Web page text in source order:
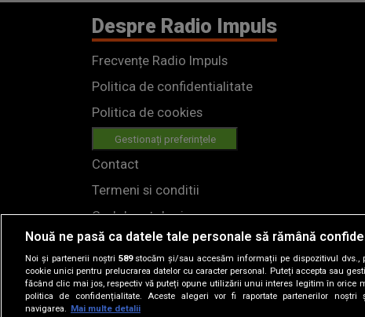
Despre Radio Impuls
Frecvențe Radio Impuls
Politica de confidentialitate
Politica de cookies
Gestionați preferințele
Contact
Termeni si conditii
Cod deontologic
Regulamente
Nouă ne pasă ca datele tale personale să rămână
Noi și partenerii noștri 589stocăm și/sau accesăm informații pe dispozitivul dvs.,
cookie unici pentru prelucrarea datelor cu caracter personal. Puteți accepta sau
făcând clic mai jos, respectiv vă puteți opune utilizării unui interes legitim în orice
politica de confidențialitate. Aceste alegeri vor fi raportate partenerilor
navigarea.
Mai multe detalii